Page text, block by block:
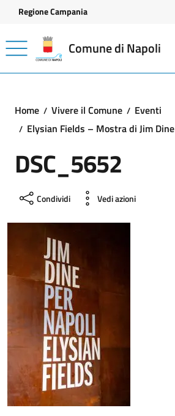
Vai ai contenuti
Vai al footer
Regione Campania
Comune di Napoli
Home Vivere il Comune
Eventi
Elysian Fields – Mostra di Jim Dine
DSC_5652
Condividi Vedi azioni